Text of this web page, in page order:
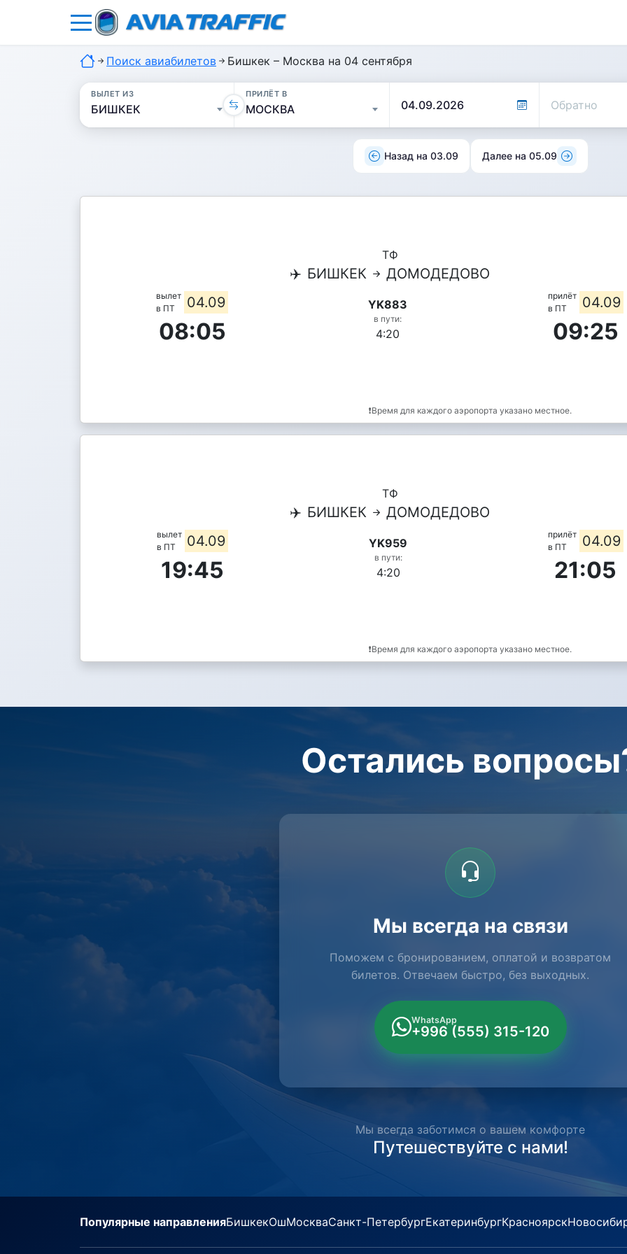
Поиск авиабилетов Бишкек – Москва на 04 сентября
ВЫЛЕТ ИЗ ПРИЛЁТ В
Назад на 03.09 Далее на 05.09
ТФ
✈️ БИШКЕК ДОМОДЕДОВО
вылет
в ПТ
04.09
08:05
YK883
в пути:
4:20
прилёт
в ПТ
04.09
09:25
❗Время для каждого аэропорта указано местное.
ТФ
✈️ БИШКЕК ДОМОДЕДОВО
вылет
в ПТ
04.09
19:45
YK959
в пути:
4:20
прилёт
в ПТ
04.09
21:05
❗Время для каждого аэропорта указано местное.
Остались
Мы всегда на связи
Поможем с бронированием, оплатой и возвратом
билетов. Отвечаем быстро, без выходных.
WhatsApp
+996 (555) 315-120
Мы всегда заботимся о вашем комфорте
Путешествуйте с нами!
Популярные направленияБишкекОшМоскваСанкт-ПетербургЕкатеринбургКрасноярск